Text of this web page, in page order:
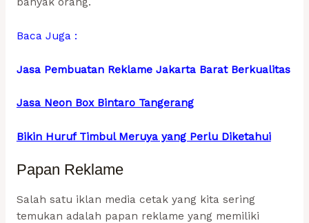
Baca Juga :
Jasa Pembuatan Reklame Jakarta Barat Berkualitas
Jasa Neon Box Bintaro Tangerang
Bikin Huruf Timbul Meruya yang Perlu Diketahui
Papan Reklame
Salah satu iklan media cetak yang kita sering
temukan adalah papan reklame yang memiliki